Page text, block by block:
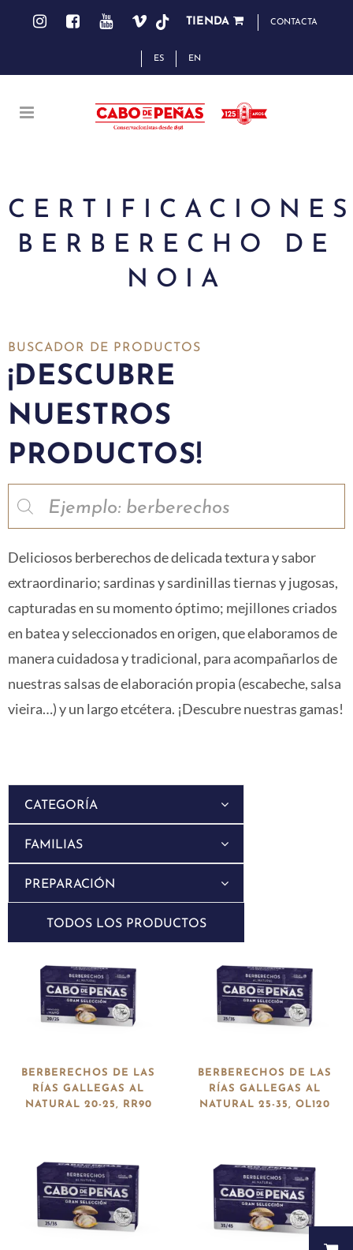
TIENDA CONTACTA
ES EN
BERBERECHO DE
NOIA
BUSCADOR DE PRODUCTOS
¡DESCUBRE
NUESTROS
PRODUCTOS!
Deliciosos berberechos de delicada textura y sabor
extraordinario; sardinas y sardinillas tiernas y jugosas,
capturadas en su momento óptimo; mejillones criados
en batea y seleccionados en origen, que elaboramos de
manera cuidadosa y tradicional, para acompañarlos de
nuestras salsas de elaboración propia (escabeche, salsa
vieira…) y un largo etcétera. ¡Descubre nuestras gamas!
CATEGORÍA
FAMILIAS
PREPARACIÓN
TODOS LOS PRODUCTOS
BERBERECHOS DE LAS
RÍAS GALLEGAS AL
NATURAL 20-25, RR90
BERBERECHOS DE LAS
RÍAS GALLEGAS AL
NATURAL 25-35, OL120